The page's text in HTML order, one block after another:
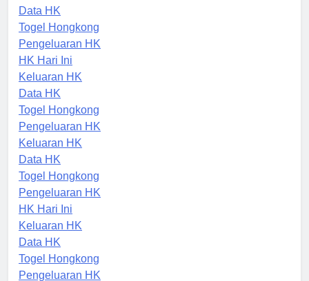
HK
Data HK
Togel Hongkong
Pengeluaran HK
HK Hari Ini
Keluaran HK
Data HK
Togel Hongkong
Pengeluaran HK
Keluaran HK
Data HK
Togel Hongkong
Pengeluaran HK
HK Hari Ini
Keluaran HK
Data HK
Togel Hongkong